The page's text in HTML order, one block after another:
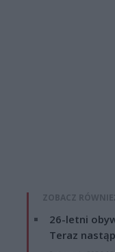
ZOBACZ
26-letni
Teraz